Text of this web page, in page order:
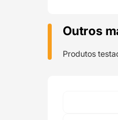
Outros
Produtos